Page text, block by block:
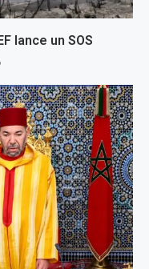
lance un SOS